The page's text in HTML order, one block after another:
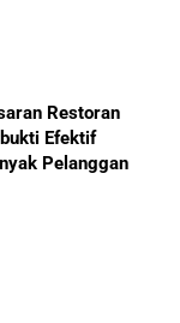
Restoran
Efektif
Pelanggan